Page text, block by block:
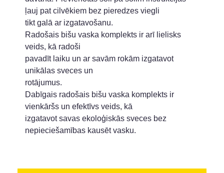
ļauj pat cilvēkiem bez pieredzes viegli
tikt galā ar izgatavošanu.
Radošais bišu vaska komplekts ir arī lielisks
veids, kā radoši
pavadīt laiku un ar savām rokām izgatavot
unikālas sveces un
rotājumus.
Dabīgais radošais bišu vaska komplekts ir
vienkāršs un efektīvs veids, kā
izgatavot savas ekoloģiskās sveces bez
nepieciešamības kausēt vasku.